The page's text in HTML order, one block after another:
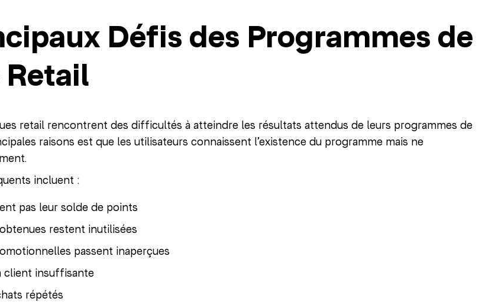
Défis des Programmes de
retail rencontrent des difficultés à atteindre les résultats attendus de leurs programmes de
raisons est que les utilisateurs connaissent l’existence du programme mais ne
incluent :
pas leur solde de points
restent inutilisées
passent inaperçues
client insuffisante
répétés